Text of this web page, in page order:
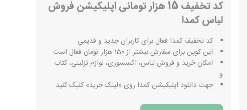
کد تخفیف 15 هزار تومانی اپلیکیشن فروش
لباس کمدا
کد تخفیف کمدا فعال برای کاربران جدید و قدیمی
این کوپن برای سفارش بیشتر از 150 هزار تومان فعال است
امکان خرید و فروش لباس، اکسسوری، لوازم تزئینی، کتاب
و...
جهت دانلود اپلیکیشن کمدا روی «لینک خرید» کلیک کنید